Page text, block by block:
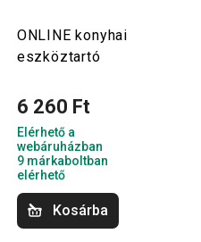
ONLINE konyhai
eszköztartó
6 260 Ft
Elérhető a
webáruházban
9 márkaboltban
elérhető
Kosárba